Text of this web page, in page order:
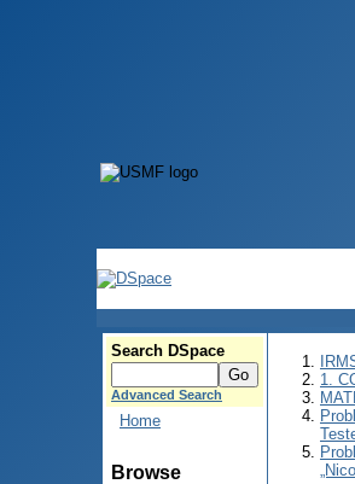
Search DSpace
Advanced Search
Home
Browse
1.